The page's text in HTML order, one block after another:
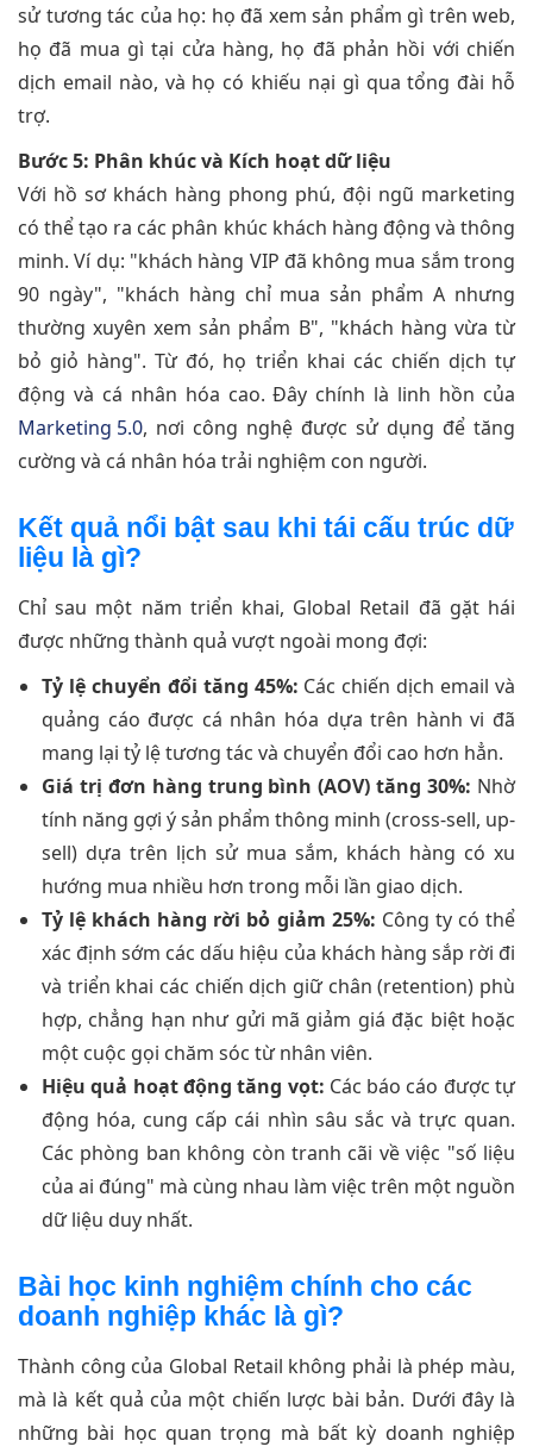
sử tương tác của họ: họ đã xem sản phẩm gì trên web,
họ đã mua gì tại cửa hàng, họ đã phản hồi với chiến
dịch email nào, và họ có khiếu nại gì qua tổng đài hỗ
trợ.
Bước 5: Phân khúc và Kích hoạt dữ liệu
Với hồ sơ khách hàng phong phú, đội ngũ marketing
có thể tạo ra các phân khúc khách hàng động và thông
minh. Ví dụ: "khách hàng VIP đã không mua sắm trong
90 ngày", "khách hàng chỉ mua sản phẩm A nhưng
thường xuyên xem sản phẩm B", "khách hàng vừa từ
bỏ giỏ hàng". Từ đó, họ triển khai các chiến dịch tự
động và cá nhân hóa cao. Đây chính là linh hồn của
Marketing 5.0, nơi công nghệ được sử dụng để tăng
cường và cá nhân hóa trải nghiệm con người.
Kết quả nổi bật sau khi tái cấu trúc dữ
liệu là gì?
Chỉ sau một năm triển khai, Global Retail đã gặt hái
được những thành quả vượt ngoài mong đợi:
Tỷ lệ chuyển đổi tăng 45%: Các chiến dịch email và
quảng cáo được cá nhân hóa dựa trên hành vi đã
mang lại tỷ lệ tương tác và chuyển đổi cao hơn hẳn.
Giá trị đơn hàng trung bình (AOV) tăng 30%: Nhờ
tính năng gợi ý sản phẩm thông minh (cross-sell, up-
sell) dựa trên lịch sử mua sắm, khách hàng có xu
hướng mua nhiều hơn trong mỗi lần giao dịch.
Tỷ lệ khách hàng rời bỏ giảm 25%: Công ty có thể
xác định sớm các dấu hiệu của khách hàng sắp rời đi
và triển khai các chiến dịch giữ chân (retention) phù
hợp, chẳng hạn như gửi mã giảm giá đặc biệt hoặc
một cuộc gọi chăm sóc từ nhân viên.
Hiệu quả hoạt động tăng vọt: Các báo cáo được tự
động hóa, cung cấp cái nhìn sâu sắc và trực quan.
Các phòng ban không còn tranh cãi về việc "số liệu
của ai đúng" mà cùng nhau làm việc trên một nguồn
dữ liệu duy nhất.
Bài học kinh nghiệm chính cho các
doanh nghiệp khác là gì?
Thành công của Global Retail không phải là phép màu,
mà là kết quả của một chiến lược bài bản. Dưới đây là
những bài học quan trọng mà bất kỳ doanh nghiệp